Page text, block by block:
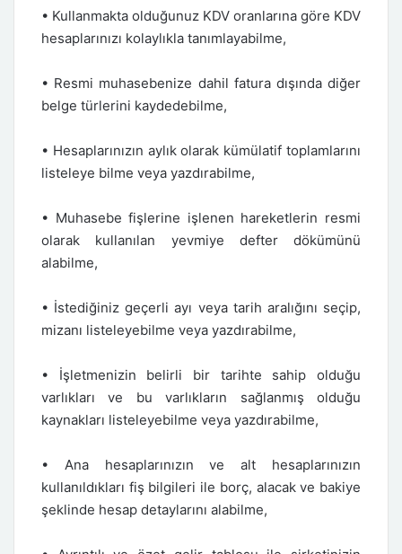
• Kullanmakta olduğunuz KDV oranlarına göre KDV
hesaplarınızı kolaylıkla tanımlayabilme,
• Resmi muhasebenize dahil fatura dışında diğer
belge türlerini kaydedebilme,
• Hesaplarınızın aylık olarak kümülatif toplamlarını
listeleye bilme veya yazdırabilme,
• Muhasebe fişlerine işlenen hareketlerin resmi
olarak kullanılan yevmiye defter dökümünü
alabilme,
• İstediğiniz geçerli ayı veya tarih aralığını seçip,
mizanı listeleyebilme veya yazdırabilme,
• İşletmenizin belirli bir tarihte sahip olduğu
varlıkları ve bu varlıkların sağlanmış olduğu
kaynakları listeleyebilme veya yazdırabilme,
• Ana hesaplarınızın ve alt hesaplarınızın
kullanıldıkları fiş bilgileri ile borç, alacak ve bakiye
şeklinde hesap detaylarını alabilme,